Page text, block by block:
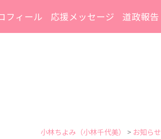
フィール 応援メッセージ 道政報告
小林ちよみ（小林千代美） > お知らせ